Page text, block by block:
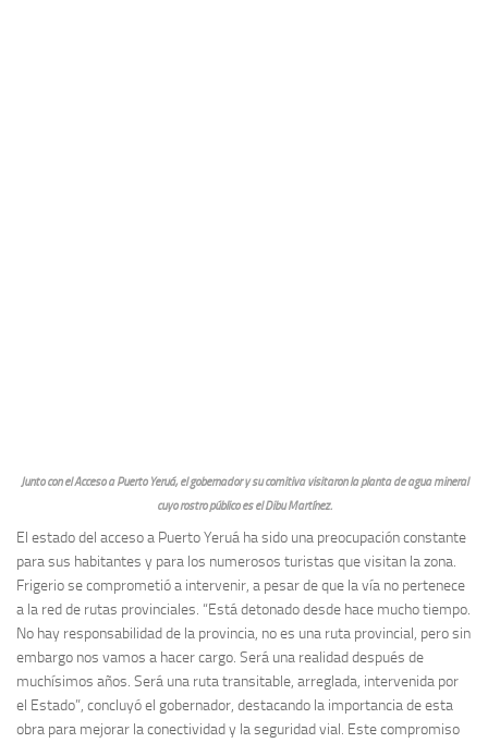
Junto con el Acceso a Puerto Yeruá, el gobernador y su comitiva visitaron la planta de agua mineral
cuyo rostro público es el Dibu Martínez.
El estado del acceso a Puerto Yeruá ha sido una preocupación constante
para sus habitantes y para los numerosos turistas que visitan la zona.
Frigerio se comprometió a intervenir, a pesar de que la vía no pertenece
a la red de rutas provinciales. “Está detonado desde hace mucho tiempo.
No hay responsabilidad de la provincia, no es una ruta provincial, pero sin
embargo nos vamos a hacer cargo. Será una realidad después de
muchísimos años. Será una ruta transitable, arreglada, intervenida por
el Estado”, concluyó el gobernador, destacando la importancia de esta
obra para mejorar la conectividad y la seguridad vial. Este compromiso